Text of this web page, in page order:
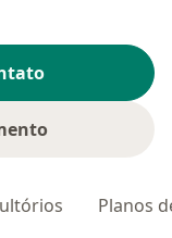
Planos